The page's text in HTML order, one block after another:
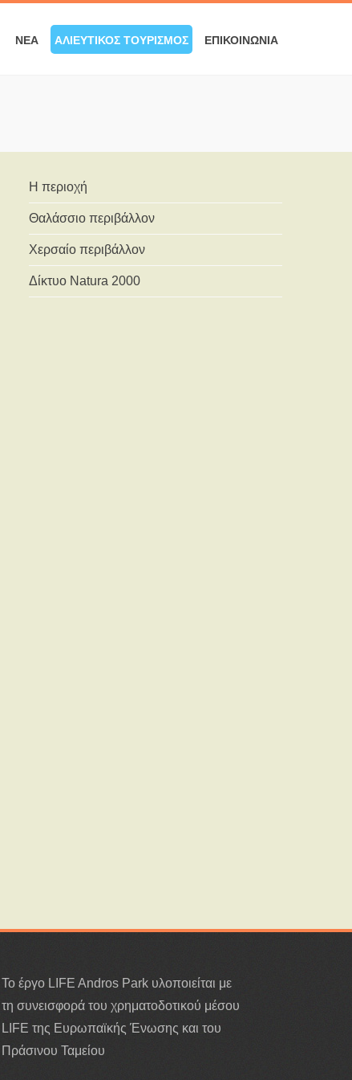
ΝΈΑ ΑΛΙΕΥΤΙΚΌΣ ΤΟΥΡΙΣΜΌΣ ΕΠΙΚΟΙΝΩΝΊΑ
Η περιοχή
Θαλάσσιο περιβάλλον
Χερσαίο περιβάλλον
Δίκτυο Natura 2000
Το έργο LIFE Andros Park υλοποιείται με
τη συνεισφορά του χρηματοδοτικού μέσου
LIFE της Ευρωπαϊκής Ένωσης και του
Πράσινου Ταμείου